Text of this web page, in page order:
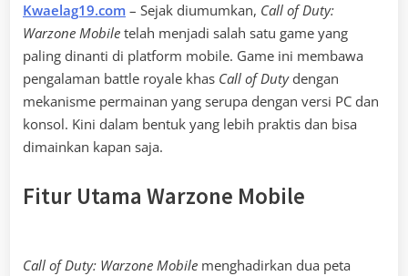
Kwaelag19.com – Sejak diumumkan, Call of Duty:
Warzone Mobile telah menjadi salah satu game yang
paling dinanti di platform mobile. Game ini membawa
pengalaman battle royale khas Call of Dutydengan
mekanisme permainan yang serupa dengan versi PC dan
konsol. Kini dalam bentuk yang lebih praktis dan bisa
dimainkan kapan saja.
Fitur Utama Warzone Mobile
Call of Duty: Warzone Mobile menghadirkan dua peta